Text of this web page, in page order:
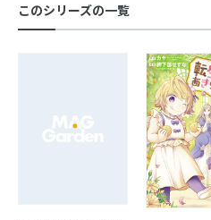
このシリーズの一覧